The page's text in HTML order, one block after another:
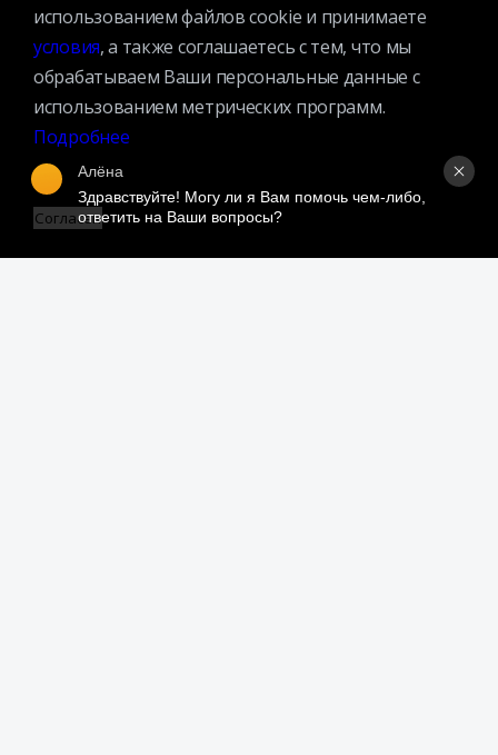
Справочно-библиографические консультации:
+7 (495) 915–36–41
Наш график работы:
В будние дни — с 11.00 до 21.00
В выходные дни — с 11.00 до 19.00
использованием файлов cookie и принимаете
условия, а также соглашаетесь с тем, что мы
обрабатываем Ваши персональные данные с
использованием метрических программ.
Подробнее
Согласен
Алёна
Здравствуйте! Могу ли я Вам помочь чем-либо,
ответить на Ваши вопросы?